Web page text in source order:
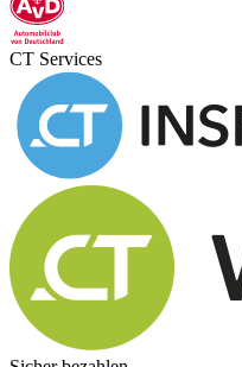
CT Services